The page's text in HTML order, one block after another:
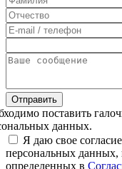
Отправить
поставить
данных.
Я даю свое
персональных данных,
определенных в